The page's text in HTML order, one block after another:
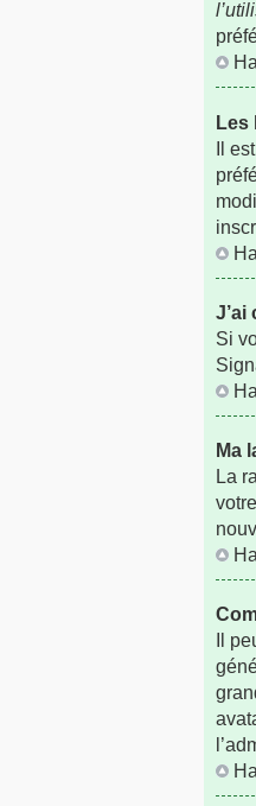
Les
Il
J’ai
Si
Ma
La
Il